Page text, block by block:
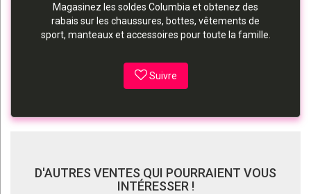
Magasinez les soldes Columbia et obtenez des
rabais sur les chaussures, bottes, vêtements de
sport, manteaux et accessoires pour toute la famille.
Suivre
D'AUTRES VENTES QUI POURRAIENT VOUS
INTÉRESSER !